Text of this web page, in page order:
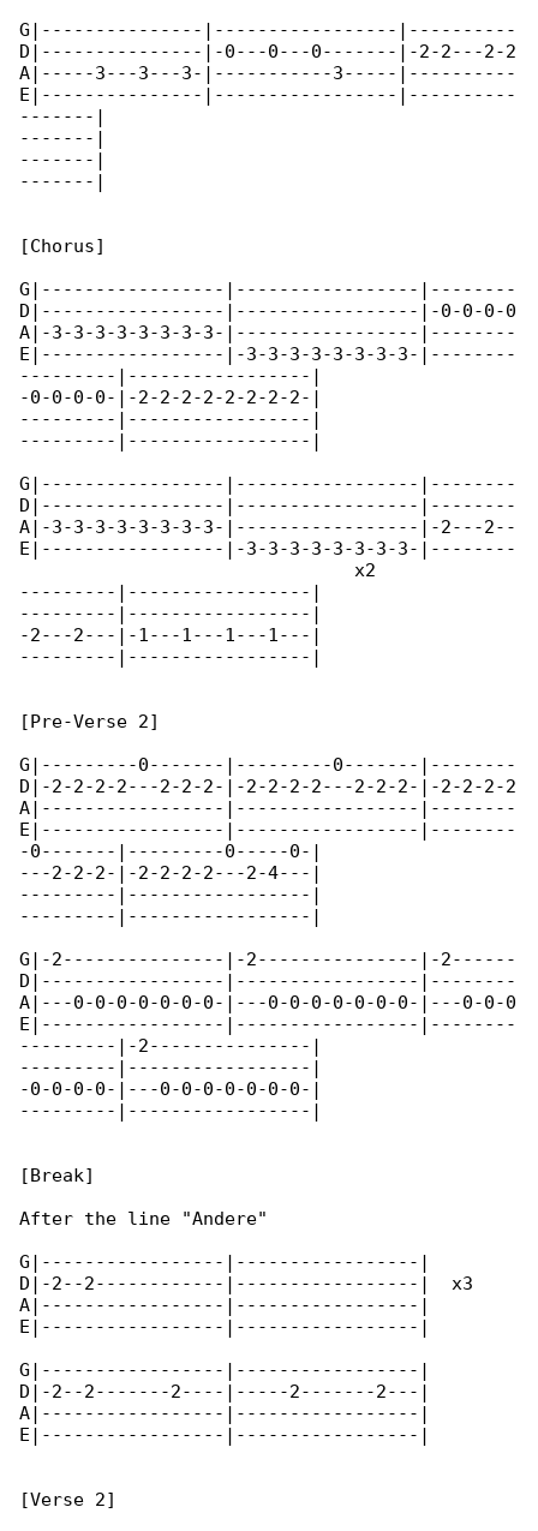
G|---------------|-----------------|----------
D|---------------|-0---0---0-------|-2-2---2-2
A|-----3---3---3-|-----------3-----|----------
E|---------------|-----------------|----------
-------|
-------|
-------|
-------|
[Chorus]
G|-----------------|-----------------|--------
D|-----------------|-----------------|-0-0-0-0
A|-3-3-3-3-3-3-3-3-|-----------------|--------
E|-----------------|-3-3-3-3-3-3-3-3-|--------
---------|-----------------|
-0-0-0-0-|-2-2-2-2-2-2-2-2-|
---------|-----------------|
---------|-----------------|
G|-----------------|-----------------|--------
D|-----------------|-----------------|--------
A|-3-3-3-3-3-3-3-3-|-----------------|-2---2--
E|-----------------|-3-3-3-3-3-3-3-3-|--------
                               x2
---------|-----------------|
---------|-----------------|
-2---2---|-1---1---1---1---|
---------|-----------------|
[Pre-Verse 2]
G|---------0-------|---------0-------|--------
D|-2-2-2-2---2-2-2-|-2-2-2-2---2-2-2-|-2-2-2-2
A|-----------------|-----------------|--------
E|-----------------|-----------------|--------
-0-------|---------0-----0-|
---2-2-2-|-2-2-2-2---2-4---|
---------|-----------------|
---------|-----------------|
G|-2---------------|-2---------------|-2------
D|-----------------|-----------------|--------
A|---0-0-0-0-0-0-0-|---0-0-0-0-0-0-0-|---0-0-0
E|-----------------|-----------------|--------
---------|-2---------------|
---------|-----------------|
-0-0-0-0-|---0-0-0-0-0-0-0-|
---------|-----------------|
[Break]
After the line "Andere"
G|-----------------|-----------------|
D|-2--2------------|-----------------|  x3
A|-----------------|-----------------|
E|-----------------|-----------------|
G|-----------------|-----------------|
D|-2--2-------2----|-----2-------2---|
A|-----------------|-----------------|
E|-----------------|-----------------|
[Verse 2]